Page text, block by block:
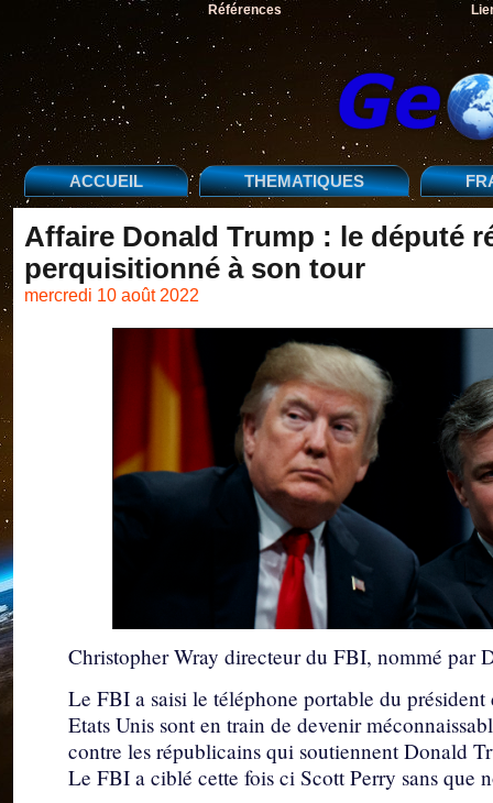
Références
ACCUEIL THEMATIQUES
Affaire Donald Trump : le député
perquisitionné à son tour
mercredi 10 août 2022
Christopher Wray directeur du FBI, nommé par
Le FBI a saisi le téléphone portable du
Etats Unis sont en train de devenir
contre les républicains qui soutiennent Donald
Le FBI a ciblé cette fois ci Scott Perry sans que